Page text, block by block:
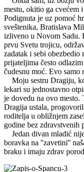
mestu, okitio ga cvećem
Podignuta je uz pomoć
sveštenika, Bratislava
izliveno u Novom Sadu.
prvu Svetu trojicu,
zadatak i sebi obezbedio
prijateljima često
čudesnu moć. Evo
Moju sestru Dragiju,
lekari su jednostavno
je dovedu na ovo mesto.
Dragija ustala,
roditelja u obližnjem
godine bez zdravstvenih
Jedan divan mladić
boravka na ''zavetini''
braku i imaju zdrav